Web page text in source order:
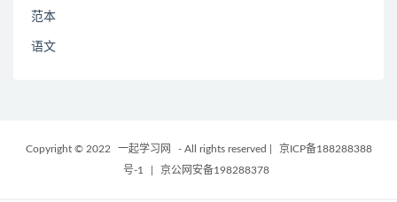
范本
语文
Copyright © 2022 一起学习网 - All rights reserved
京ICP备188288388
号-1
京公网安备198288378